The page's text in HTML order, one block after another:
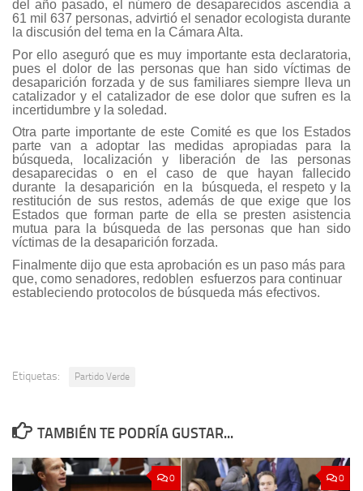
del año pasado, el número de desaparecidos ascendía a
61 mil 637 personas, advirtió el senador ecologista durante
la discusión del tema en la Cámara Alta.
Por ello aseguró que es muy importante esta declaratoria,
pues el dolor de las personas que han sido víctimas de
desaparición forzada y de sus familiares siempre lleva un
catalizador y el catalizador de ese dolor que sufren es la
incertidumbre y la soledad.
Otra parte importante de este Comité es que los Estados
parte van a adoptar las medidas apropiadas para la
búsqueda, localización y liberación de las personas
desaparecidas o en el caso de que hayan fallecido
durante la desaparición en la búsqueda, el respeto y la
restitución de sus restos, además de que exige que los
Estados que forman parte de ella se presten asistencia
mutua para la búsqueda de las personas que han sido
víctimas de la desaparición forzada.
Finalmente dijo que esta aprobación es un paso más para
que, como senadores, redoblen esfuerzos para continuar
estableciendo protocolos de búsqueda más efectivos.
Etiquetas: Partido Verde
TAMBIÉN TE PODRÍA GUSTAR...
0 0